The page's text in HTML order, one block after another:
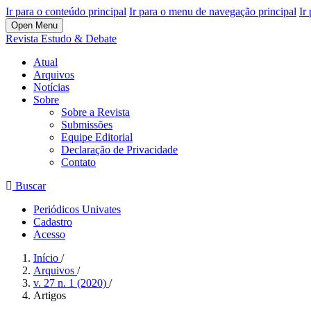
Ir para o conteúdo principal Ir para o menu de navegação principal Ir
Open Menu
Revista Estudo & Debate
Atual
Arquivos
Notícias
Sobre
Sobre a Revista
Submissões
Equipe Editorial
Declaração de Privacidade
Contato
Buscar
Periódicos Univates
Cadastro
Acesso
Início /
Arquivos /
v. 27 n. 1 (2020) /
Artigos